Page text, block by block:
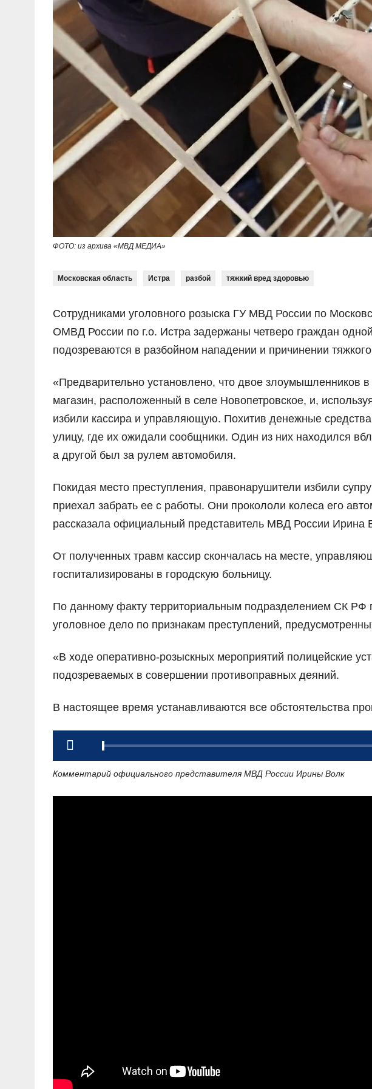
ФОТО: из архива «МВД МЕДИА»
Московская область Истра разбой тяжкий вред здоровью
Сотрудниками уголовного розыска ГУ МВД России по
ОМВД России по г.о. Истра задержаны четверо граждан
подозреваются в разбойном нападении и причинении
«Предварительно установлено, что двое злоумышленников
магазин, расположенный в селе Новопетровское, и,
избили кассира и управляющую. Похитив денежные
улицу, где их ожидали сообщники. Один из них находился
а другой был за рулем автомобиля.
Покидая место преступления, правонарушители избили
приехал забрать ее с работы. Они прокололи колеса его
рассказала официальный представитель МВД России Ирина
От полученных травм кассир скончалась на месте,
госпитализированы в городскую больницу.
По данному факту территориальным подразделением СК РФ
уголовное дело по признакам преступлений,
«В ходе оперативно-розыскных мероприятий полицейские
подозреваемых в совершении противоправных деяний.
В настоящее время устанавливаются все обстоятельства
Комментарий официального представителя МВД России Ирины Волк